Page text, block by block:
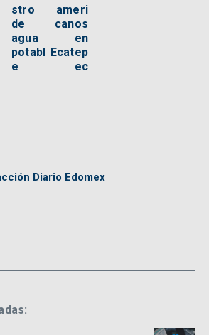
stro
de
agua
potabl
e
ameri
canos
en
Ecatep
ec
Diario Edomex